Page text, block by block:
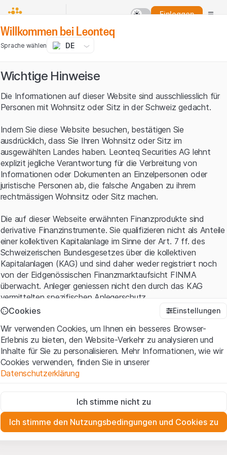
Einloggen
Willkommen bei Leonteq
Sprache wählen DE
Wichtige Hinweise
Die Informationen auf dieser Website sind ausschliesslich für
Personen mit Wohnsitz oder Sitz in der Schweiz gedacht.
Indem Sie diese Website besuchen, bestätigen Sie
ausdrücklich, dass Sie Ihren Wohnsitz oder Sitz im
ausgewählten Landes haben. Leonteq Securities AG lehnt
explizit jegliche Verantwortung für die Verbreitung von
Informationen oder Dokumenten an Einzelpersonen oder
juristische Personen ab, die falsche Angaben zu ihrem
rechtmässigen Wohnsitz oder Sitz machen.
Die auf dieser Webseite erwähnten Finanzprodukte sind
derivative Finanzinstrumente. Sie qualifizieren nicht als Anteile
einer kollektiven Kapitalanlage im Sinne der Art. 7 ff. des
Schweizerischen Bundesgesetzes über die kollektiven
Kapitalanlagen (KAG) und sind daher weder registriert noch
von der Eidgenössischen Finanzmarktaufsicht FINMA
überwacht. Anleger geniessen nicht den durch das KAG
vermittelten spezifischen Anlegerschutz.
Mit dem Zugriff auf diese Website der Leonteq Securities AG
(die "Website") erklären Sie, dass Sie die rechtlichen
Informationen und die wichtigen Hinweise und
Nutzungsbedingungenverstanden haben und akzeptieren.
Wenn Sie mit den Nutzungsbedingungen nicht einverstanden
Sämtliche Immaterialgüterrechte (wie z.B. Urheber¬, Design¬
und Markenrechte) an dem auf der Website enthaltenen
Material liegen bei Leonteq Securities AG oder Plattform-
Cookies Einstellungen
Wir verwenden Cookies, um Ihnen ein besseres Browser-
Erlebnis zu bieten, den Website-Verkehr zu analysieren und
Inhalte für Sie zu personalisieren. Mehr Informationen, wie wir
Cookies verwenden, finden Sie in unserer
Datenschutzerklärung
Diese Cookies sind für die Website erforderlich und können nicht
deaktiviert werden.
Zu Analysezwecken
Diese Cookies verfolgen die Interaktionen der Website-
Ich stimme nicht zu
Ich stimme den Nutzungsbedingungen und Cookies zu